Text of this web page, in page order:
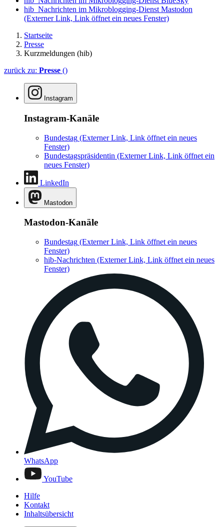
hib_Nachrichten im Mikroblogging-Dienst Mastodon
(Externer Link, Link öffnet ein neues Fenster)
Startseite
Presse
Kurzmeldungen (hib)
zurück zu: Presse ()
Instagram
Instagram-Kanäle
Bundestag (Externer Link, Link öffnet ein neues
Fenster)
Bundestagspräsidentin (Externer Link, Link öffnet ein
neues Fenster)
LinkedIn
Mastodon
Mastodon-Kanäle
Bundestag (Externer Link, Link öffnet ein neues
Fenster)
hib-Nachrichten (Externer Link, Link öffnet ein neues
Fenster)
WhatsApp
YouTube
Hilfe
Kontakt
Inhaltsübersicht